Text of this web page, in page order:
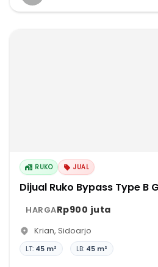
RUKO JUAL
Dijual Ruko Bypass Type B
HARGARp900 juta
Krian, Sidoarjo
LT: 45 m² LB: 45 m²